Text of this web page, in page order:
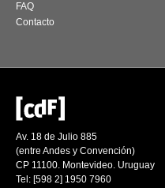
FAQ
Contacto
Av. 18 de Julio 885
(entre Andes y Convención)
CP 11100. Montevideo. Uruguay
Tel: [598 2] 1950 7960